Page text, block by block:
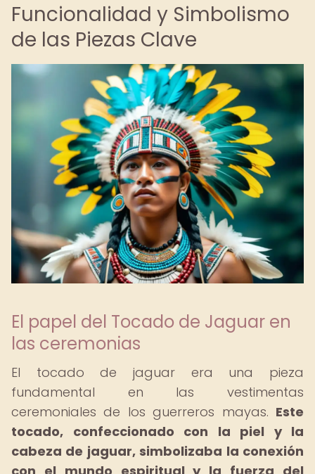
Funcionalidad y Simbolismo
de las Piezas Clave
El papel del Tocado de Jaguar en
las ceremonias
El tocado de jaguar era una pieza
fundamental en las vestimentas
ceremoniales de los guerreros mayas. Este
tocado, confeccionado con la piel y la
cabeza de jaguar, simbolizaba la conexión